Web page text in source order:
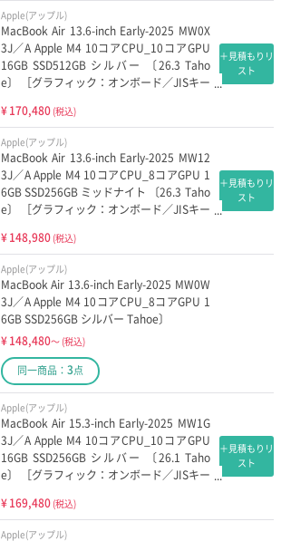
Apple(アップル)
MacBook Air 13.6-inch Early-2025 MW0X
3J／A Apple M4 10コアCPU_10コアGPU
16GB SSD512GB シルバー 〔26.3 Taho
e〕 ［グラフィック：オンボード／JISキー
¥170,480 (税込)
＋見積もりリ
スト
Apple(アップル)
MacBook Air 13.6-inch Early-2025 MW12
3J／A Apple M4 10コアCPU_8コアGPU 1
6GB SSD256GB ミッドナイト 〔26.3 Taho
e〕 ［グラフィック：オンボード／JISキー
¥148,980 (税込)
＋見積もりリ
スト
Apple(アップル)
MacBook Air 13.6-inch Early-2025 MW0W
3J／A Apple M4 10コアCPU_8コアGPU 1
6GB SSD256GB シルバー Tahoe〕
¥148,480～ (税込)
同一商品： 3点
Apple(アップル)
MacBook Air 15.3-inch Early-2025 MW1G
3J／A Apple M4 10コアCPU_10コアGPU
16GB SSD256GB シルバー 〔26.1 Taho
e〕 ［グラフィック：オンボード／JISキー
¥169,480 (税込)
＋見積もりリ
スト
Apple(アップル)